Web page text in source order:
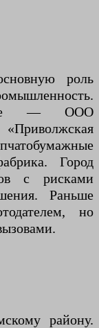
роль
— ООО
Город
с рисками
Раньше
но
району.